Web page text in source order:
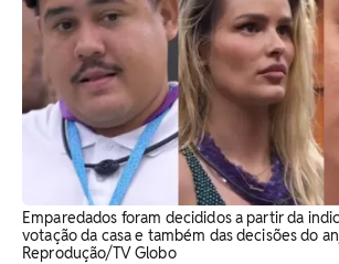
Emparedados foram decididos a partir da
votação da casa e também das decisões do
Reprodução/TV Globo